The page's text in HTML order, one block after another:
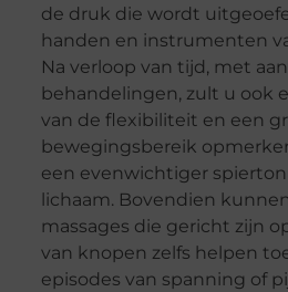
de druk die wordt
handen en instrumenten
Na verloop van tijd, met
behandelingen, zult u ook
van de flexibiliteit en een
bewegingsbereik
een evenwichtiger
lichaam. Bovendien
massages die gericht zijn
van knopen zelfs helpen
episodes van spanning of